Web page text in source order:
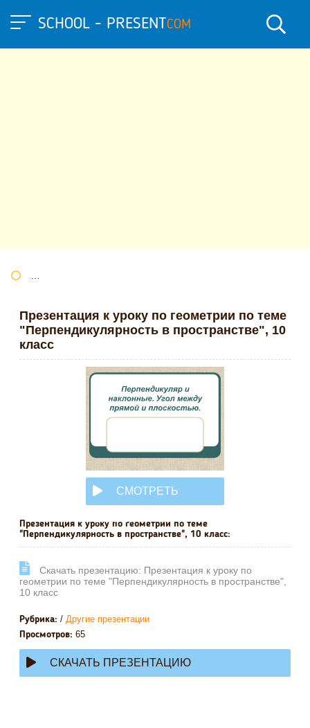
SCHOOL - PRESENTCOM
Презентация к уроку по геометрии по теме
"Перпендикулярность в пространстве", 10
класс
СМОТРЕТЬ
Презентация к уроку по геометрии по теме
"Перпендикулярность в пространстве", 10 класс:
Cкачать презентацию: Презентация к уроку по
геометрии по теме "Перпендикулярность в пространстве",
10 класс
Рубрика: / Другие презентации
Просмотров: 65
СКАЧАТЬ ПРЕЗЕНТАЦИЮ